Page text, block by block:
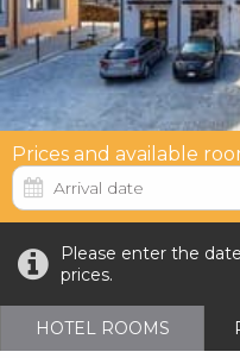
Prices and available
Please enter the
prices.
HOTEL ROOMS